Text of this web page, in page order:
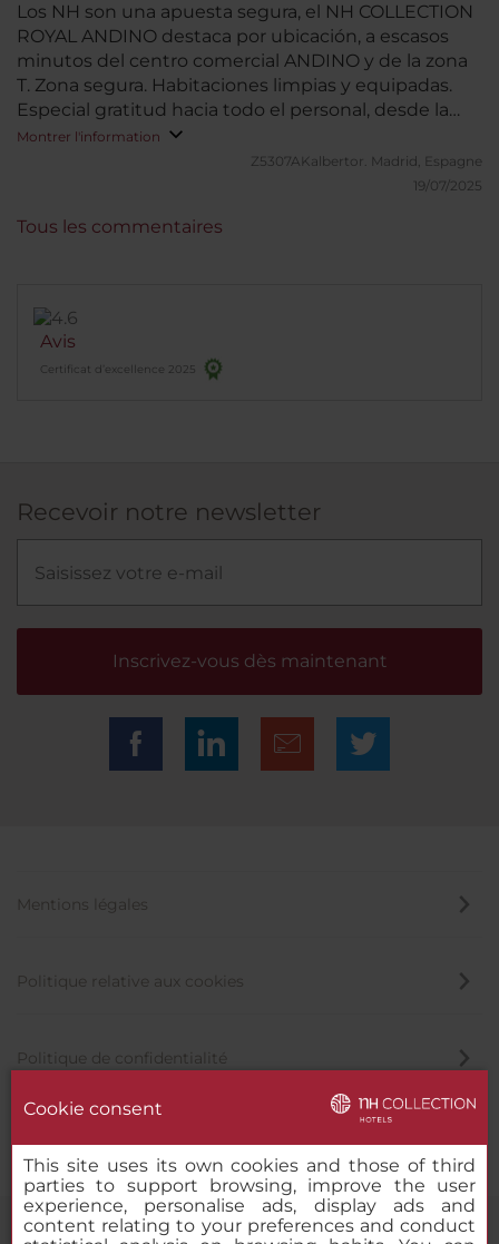
Los NH son una apuesta segura, el NH COLLECTION
ROYAL ANDINO destaca por ubicación, a escasos
minutos del centro comercial ANDINO y de la zona
T. Zona segura. Habitaciones limpias y equipadas.
Especial gratitud hacia todo el personal, desde la
recepción hasta la cocina y el personal que atiende
en el desayuno, almuerzo y cena. Mos hicieron
sentir como en casa. Nuestro hotel de referencia en
Montrer l'information
Z5307AKalbertor. Madrid, Espagne
19/07/2025
Avis
Certificat d’excellence 2025
Tous les commentaires
Recevoir notre newsletter
Inscrivez-vous dès maintenant
Mentions légales
Politique relative aux cookies
Politique de confidentialité
Cookie consent
This site uses its own cookies and those of third
parties to support browsing, improve the user
experience, personalise ads, display ads and
content relating to your preferences and conduct